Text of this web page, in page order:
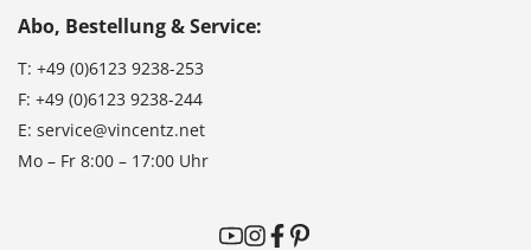
Abo, Bestellung & Service:
T: +49 (0)6123 9238-253
F: +49 (0)6123 9238-244
E: service@vincentz.net
Mo – Fr 8:00 – 17:00 Uhr